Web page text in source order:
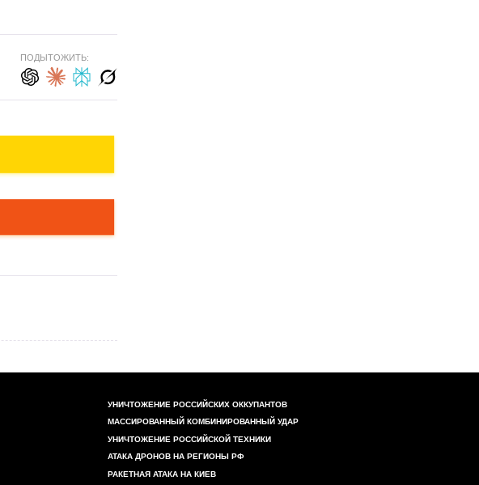
ПОДЫТОЖИТЬ:
УНИЧТОЖЕНИЕ РОССИЙСКИХ ОККУПАНТОВ
МАССИРОВАННЫЙ КОМБИНИРОВАННЫЙ УДАР
УНИЧТОЖЕНИЕ РОССИЙСКОЙ ТЕХНИКИ
АТАКА ДРОНОВ НА РЕГИОНЫ РФ
РАКЕТНАЯ АТАКА НА КИЕВ